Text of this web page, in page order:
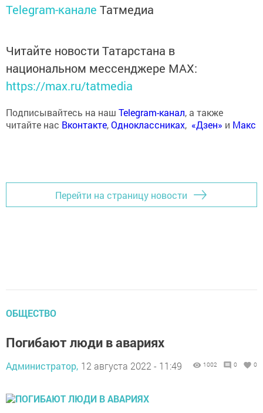
Telegram-канале Татмедиа
Читайте новости Татарстана в
национальном мессенджере MАХ:
https://max.ru/tatmedia
Подписывайтесь на наш Telegram-канал, а также
читайте нас Вконтакте,Одноклассниках, «Дзен» и Макс
Перейти на страницу новости
ОБЩЕСТВО
Погибают люди в авариях
Администратор, 12 августа 2022 - 11:49 1002 0 0